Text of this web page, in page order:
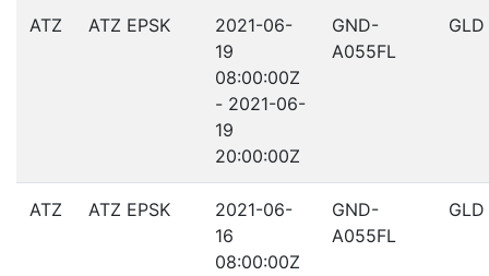
ATZ ATZ EPSK
2021-06-
19
08:00:00Z
- 2021-06-
19
20:00:00Z
GND-
A055FL
GLD
ATZ ATZ EPSK
2021-06-
16
08:00:00Z
GND-
A055FL
GLD